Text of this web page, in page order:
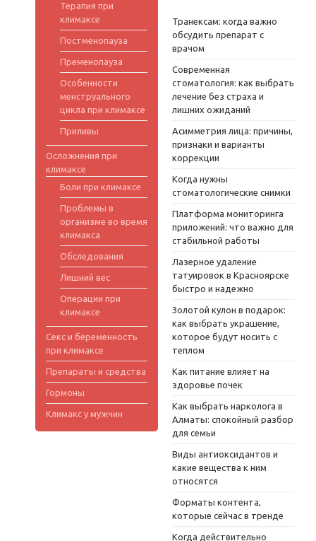
Терапия при
климаксе
Постменопауза
Пременопауза
Особенности
менструального
цикла при климаксе
Приливы
Осложнения при
климаксе
Боли при климаксе
Проблемы в
организме во время
климакса
Обследования
Лишний вес
Операции при
климаксе
Секс и беременность
при климаксе
Препараты и средства
Гормоны
Климакс у мужчин
Транексам: когда важно
обсудить препарат с
врачом
Современная
стоматология: как выбрать
лечение без страха и
лишних ожиданий
Асимметрия лица: причины,
признаки и варианты
коррекции
Когда нужны
стоматологические снимки
Платформа мониторинга
приложений: что важно для
стабильной работы
Лазерное удаление
татуировок в Красноярске
быстро и надежно
Золотой кулон в подарок:
как выбрать украшение,
которое будут носить с
теплом
Как питание влияет на
здоровье почек
Как выбрать нарколога в
Алматы: спокойный разбор
для семьи
Виды антиоксидантов и
какие вещества к ним
относятся
Форматы контента,
которые сейчас в тренде
Когда действительно